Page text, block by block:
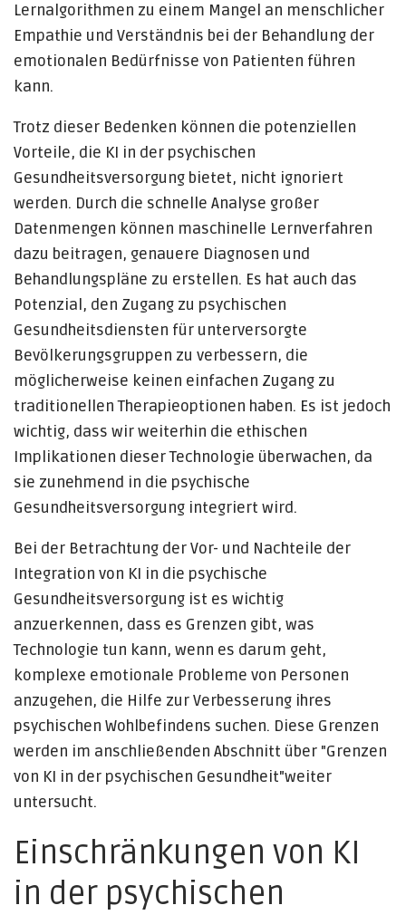
Lernalgorithmen zu einem Mangel an menschlicher
Empathie und Verständnis bei der Behandlung der
emotionalen Bedürfnisse von Patienten führen
kann.
Trotz dieser Bedenken können die potenziellen
Vorteile, die KI in der psychischen
Gesundheitsversorgung bietet, nicht ignoriert
werden. Durch die schnelle Analyse großer
Datenmengen können maschinelle Lernverfahren
dazu beitragen, genauere Diagnosen und
Behandlungspläne zu erstellen. Es hat auch das
Potenzial, den Zugang zu psychischen
Gesundheitsdiensten für unterversorgte
Bevölkerungsgruppen zu verbessern, die
möglicherweise keinen einfachen Zugang zu
traditionellen Therapieoptionen haben. Es ist jedoch
wichtig, dass wir weiterhin die ethischen
Implikationen dieser Technologie überwachen, da
sie zunehmend in die psychische
Gesundheitsversorgung integriert wird.
Bei der Betrachtung der Vor- und Nachteile der
Integration von KI in die psychische
Gesundheitsversorgung ist es wichtig
anzuerkennen, dass es Grenzen gibt, was
Technologie tun kann, wenn es darum geht,
komplexe emotionale Probleme von Personen
anzugehen, die Hilfe zur Verbesserung ihres
psychischen Wohlbefindens suchen. Diese Grenzen
werden im anschließenden Abschnitt über "Grenzen
von KI in der psychischen Gesundheit"weiter
untersucht.
Einschränkungen von KI
in der psychischen